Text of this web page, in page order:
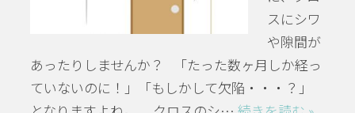
スにシワ
や隙間が
あったりしませんか？ 「たった数ヶ月しか経っ
ていないのに！」「もしかして欠陥・・・？」